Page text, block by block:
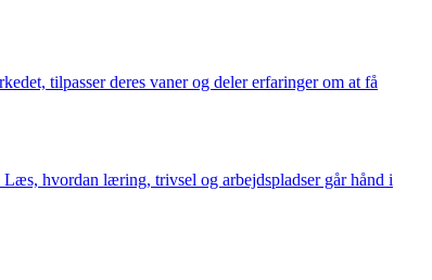
tilpasser deres vaner og deler erfaringer om at få
hvordan læring, trivsel og arbejdspladser går hånd i